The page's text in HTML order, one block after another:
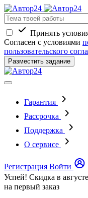
Принять
Согласен с условиями
пользовательского
Разместить задание
Гарантия
Рассрочка
Поддержка
О сервисе
Регистрация Войти
Успей! Скидка в августе
на первый заказ